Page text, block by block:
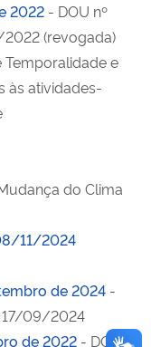
2022 - DOU nº
(revogada)
Temporalidade e
às atividades-
do Clima
11/2024
de 2024 -
17/09/2024
de 2022 - DOU